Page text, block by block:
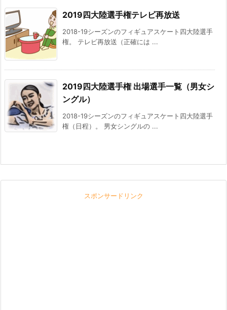
2019四大陸選手権テレビ再放送
2018-19シーズンのフィギュアスケート四大陸選手
権。 テレビ再放送（正確には ...
2019四大陸選手権 出場選手一覧（男女シ
ングル）
2018-19シーズンのフィギュアスケート四大陸選手
権（日程）。 男女シングルの ...
スポンサードリンク